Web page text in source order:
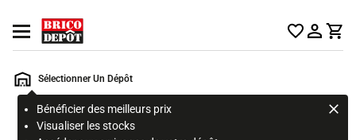
Ouvrir le menu
Sélectionner Un Dépôt
Bénéficier des meilleurs prix
Visualiser les stocks
Rechercher